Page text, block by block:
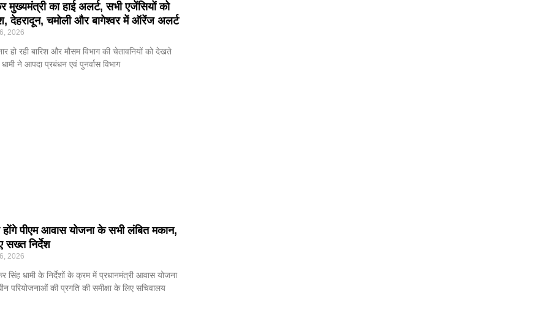
मुख्यमंत्री का हाई अलर्ट, सभी एजेंसियों को
देहरादून, चमोली और बागेश्वर में ऑरेंज अलर्ट
2026
हो रही बारिश और मौसम विभाग की चेतावनियों को देखते
ने आपदा प्रबंधन एवं पुनर्वास विभाग
पीएम आवास योजना के सभी लंबित मकान,
सख्त निर्देश
2026
सिंह धामी के निर्देशों के क्रम में प्रधानमंत्री आवास योजना
परियोजनाओं की प्रगति की समीक्षा के लिए सचिवालय